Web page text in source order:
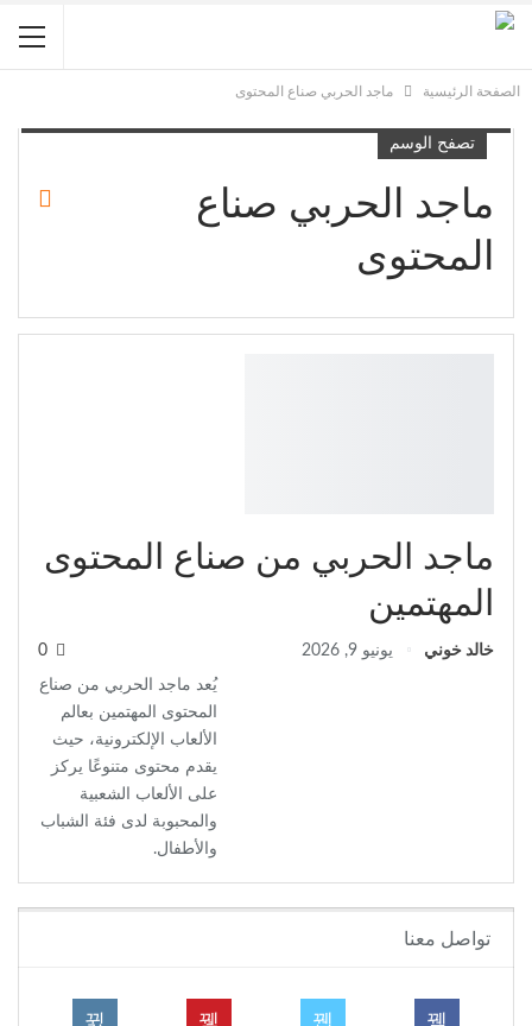
الصفحة الرئيسية ماجد الحربي صناع المحتوى
تصفح الوسم
ماجد الحربي صناع
المحتوى
ماجد الحربي من صناع المحتوى
المهتمين
خالد خوني يونيو 9, 2026
يُعد ماجد الحربي من صناع
المحتوى المهتمين بعالم
الألعاب الإلكترونية، حيث
يقدم محتوى متنوعًا يركز
على الألعاب الشعبية
والمحبوبة لدى فئة الشباب
والأطفال.
تواصل معنا